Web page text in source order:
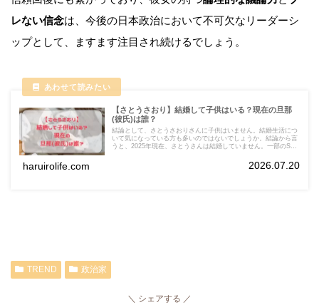
レない信念は、今後の日本政治において不可欠なリーダーシ
ップとして、ますます注目され続けるでしょう。
【さとうさおり】結婚して子供はいる？現在の旦那
(彼氏)は誰？
結論として、さとうさおりさんに子供はいません。結婚生活につ
いて気になっている方も多いのではないでしょうか。結論から言
うと、2025年現在、さとうさんは結婚していません。一部のSNS
haruirolife.com 2026.07.20
TREND 政治家
シェアする